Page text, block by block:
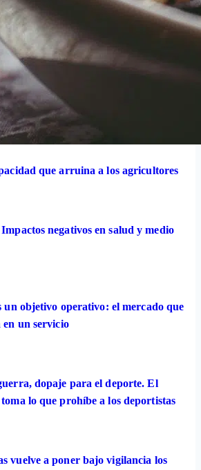
que arruina a los agricultores
negativos en salud y medio
un objetivo operativo: el mercado que
un servicio
dopaje para el deporte. El
lo que prohíbe a los deportistas
vuelve a poner bajo vigilancia los